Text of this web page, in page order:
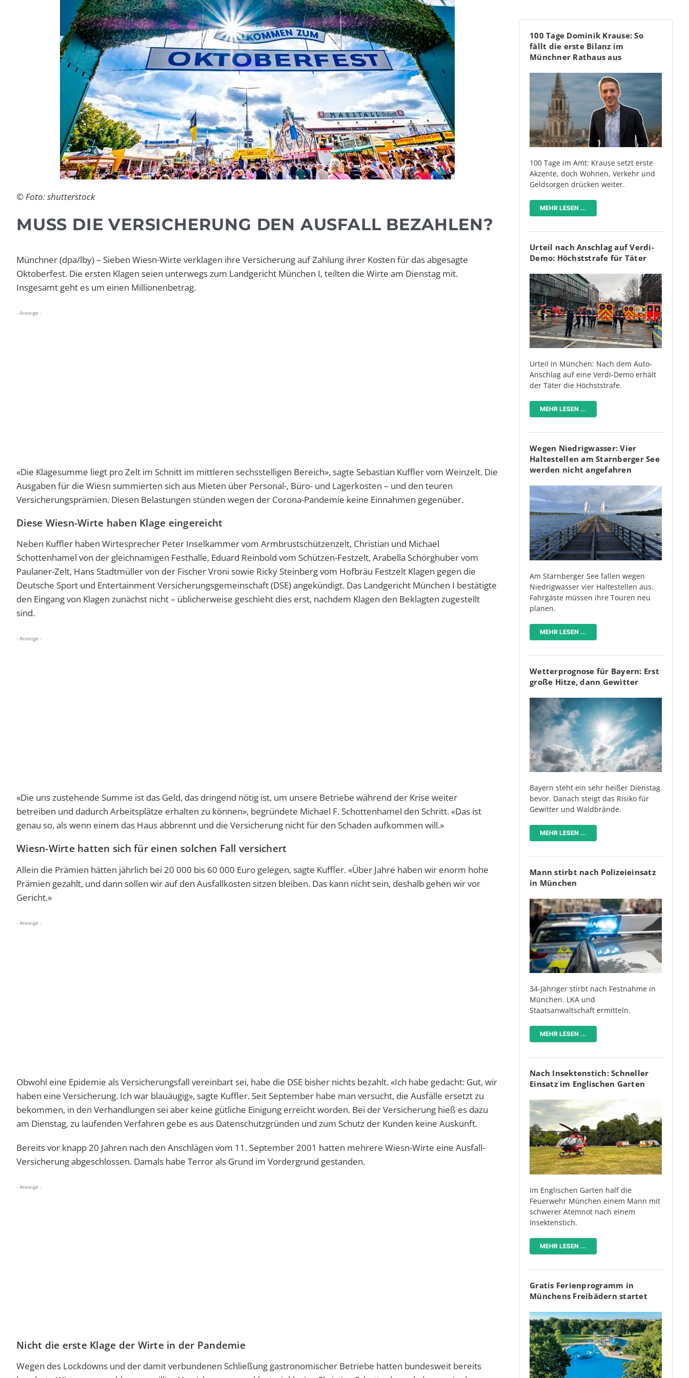
© Foto: shutterstock
MUSS DIE VERSICHERUNG DEN AUSFALL BEZAHLEN?
Münchner (dpa/lby) – Sieben Wiesn-Wirte verklagen ihre Versicherung auf Zahlung ihrer Kosten für das abgesagte
Oktoberfest. Die ersten Klagen seien unterwegs zum Landgericht München I, teilten die Wirte am Dienstag mit.
Insgesamt geht es um einen Millionenbetrag.
- Anzeige -
«Die Klagesumme liegt pro Zelt im Schnitt im mittleren sechsstelligen Bereich», sagte Sebastian Kuffler vom Weinzelt. Die
Ausgaben für die Wiesn summierten sich aus Mieten über Personal-, Büro- und Lagerkosten – und den teuren
Versicherungsprämien. Diesen Belastungen stünden wegen der Corona-Pandemie keine Einnahmen gegenüber.
Diese Wiesn-Wirte haben Klage eingereicht
Neben Kuffler haben Wirtesprecher Peter Inselkammer vom Armbrustschützenzelt, Christian und Michael
Schottenhamel von der gleichnamigen Festhalle, Eduard Reinbold vom Schützen-Festzelt, Arabella Schörghuber vom
Paulaner-Zelt, Hans Stadtmüller von der Fischer Vroni sowie Ricky Steinberg vom Hofbräu Festzelt Klagen gegen die
Deutsche Sport und Entertainment Versicherungsgemeinschaft (DSE) angekündigt. Das Landgericht München I bestätigte
den Eingang von Klagen zunächst nicht – üblicherweise geschieht dies erst, nachdem Klagen den Beklagten zugestellt
sind.
- Anzeige -
«Die uns zustehende Summe ist das Geld, das dringend nötig ist, um unsere Betriebe während der Krise weiter
betreiben und dadurch Arbeitsplätze erhalten zu können», begründete Michael F. Schottenhamel den Schritt. «Das ist
genau so, als wenn einem das Haus abbrennt und die Versicherung nicht für den Schaden aufkommen will.»
Wiesn-Wirte hatten sich für einen solchen Fall versichert
Allein die Prämien hätten jährlich bei 20 000 bis 60 000 Euro gelegen, sagte Kuffler. «Über Jahre haben wir enorm hohe
Prämien gezahlt, und dann sollen wir auf den Ausfallkosten sitzen bleiben. Das kann nicht sein, deshalb gehen wir vor
Gericht.»
- Anzeige -
Obwohl eine Epidemie als Versicherungsfall vereinbart sei, habe die DSE bisher nichts bezahlt. «Ich habe gedacht: Gut, wir
haben eine Versicherung. Ich war blauäugig», sagte Kuffler. Seit September habe man versucht, die Ausfälle ersetzt zu
bekommen, in den Verhandlungen sei aber keine gütliche Einigung erreicht worden. Bei der Versicherung hieß es dazu
am Dienstag, zu laufenden Verfahren gebe es aus Datenschutzgründen und zum Schutz der Kunden keine Auskunft.
Bereits vor knapp 20 Jahren nach den Anschlägen vom 11. September 2001 hatten mehrere Wiesn-Wirte eine Ausfall-
Versicherung abgeschlossen. Damals habe Terror als Grund im Vordergrund gestanden.
- Anzeige -
Nicht die erste Klage der Wirte in der Pandemie
Wegen des Lockdowns und der damit verbundenen Schließung gastronomischer Betriebe hatten bundesweit bereits
100 Tage Dominik Krause: So
fällt die erste Bilanz im
Münchner Rathaus aus
100 Tage im Amt: Krause setzt erste
Akzente, doch Wohnen, Verkehr und
Geldsorgen drücken weiter.
MEHR LESEN ...
Urteil nach Anschlag auf Verdi-
Demo: Höchststrafe für Täter
Urteil in München: Nach dem Auto-
Anschlag auf eine Verdi-Demo erhält
der Täter die Höchststrafe.
MEHR LESEN ...
Wegen Niedrigwasser: Vier
Haltestellen am Starnberger See
werden nicht angefahren
Am Starnberger See fallen wegen
Niedrigwasser vier Haltestellen aus.
Fahrgäste müssen ihre Touren neu
planen.
MEHR LESEN ...
Wetterprognose für Bayern: Erst
große Hitze, dann Gewitter
Bayern steht ein sehr heißer Dienstag
bevor. Danach steigt das Risiko für
Gewitter und Waldbrände.
MEHR LESEN ...
Mann stirbt nach Polizeieinsatz
in München
34-Jähriger stirbt nach Festnahme in
München. LKA und
Staatsanwaltschaft ermitteln.
MEHR LESEN ...
Nach Insektenstich: Schneller
Einsatz im Englischen Garten
Im Englischen Garten half die
Feuerwehr München einem Mann mit
schwerer Atemnot nach einem
Insektenstich.
MEHR LESEN ...
Gratis Ferienprogramm in
Münchens Freibädern startet